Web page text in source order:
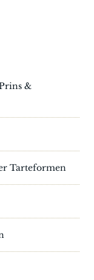
&
Tarteformen